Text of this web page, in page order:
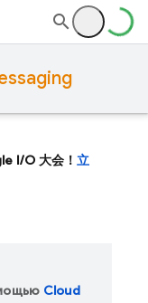
I/O 大会！立
Cloud